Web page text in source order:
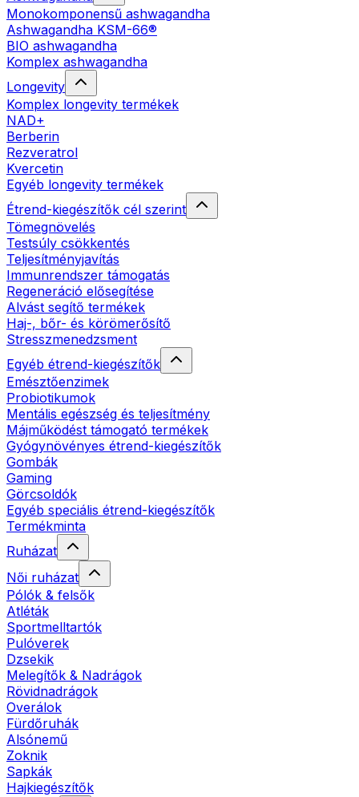
Monokomponensű ashwagandha
Ashwagandha KSM-66®
BIO ashwagandha
Komplex ashwagandha
Longevity
Komplex longevity termékek
NAD+
Berberin
Rezveratrol
Kvercetin
Egyéb longevity termékek
Étrend-kiegészítők cél szerint
Tömegnövelés
Testsúly csökkentés
Teljesítményjavítás
Immunrendszer támogatás
Regeneráció elősegítése
Alvást segítő termékek
Haj-, bőr- és körömerősítő
Stresszmenedzsment
Egyéb étrend-kiegészítők
Emésztőenzimek
Probiotikumok
Mentális egészség és teljesítmény
Májműködést támogató termékek
Gyógynövényes étrend-kiegészítők
Gombák
Gaming
Görcsoldók
Egyéb speciális étrend-kiegészítők
Termékminta
Ruházat
Női ruházat
Pólók & felsők
Atléták
Sportmelltartók
Pulóverek
Dzsekik
Melegítők & Nadrágok
Rövidnadrágok
Overálok
Fürdőruhák
Alsónemű
Zoknik
Sapkák
Hajkiegészítők